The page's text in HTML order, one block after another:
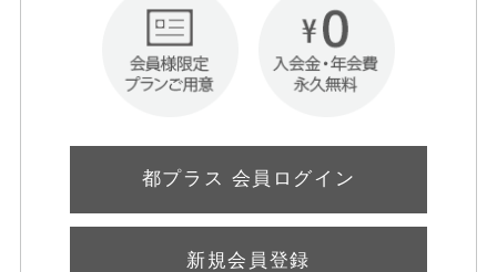
都プラス 会員ログイン
新規会員登録